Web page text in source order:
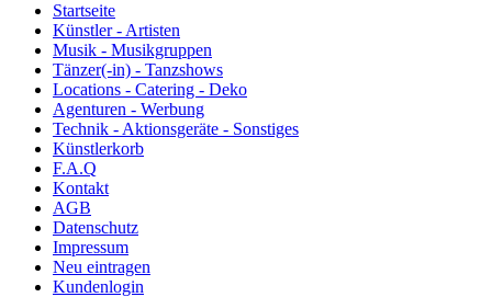
Startseite
Künstler - Artisten
Musik - Musikgruppen
Tänzer(-in) - Tanzshows
Locations - Catering - Deko
Agenturen - Werbung
Technik - Aktionsgeräte - Sonstiges
Künstlerkorb
F.A.Q
Kontakt
AGB
Datenschutz
Impressum
Neu eintragen
Kundenlogin